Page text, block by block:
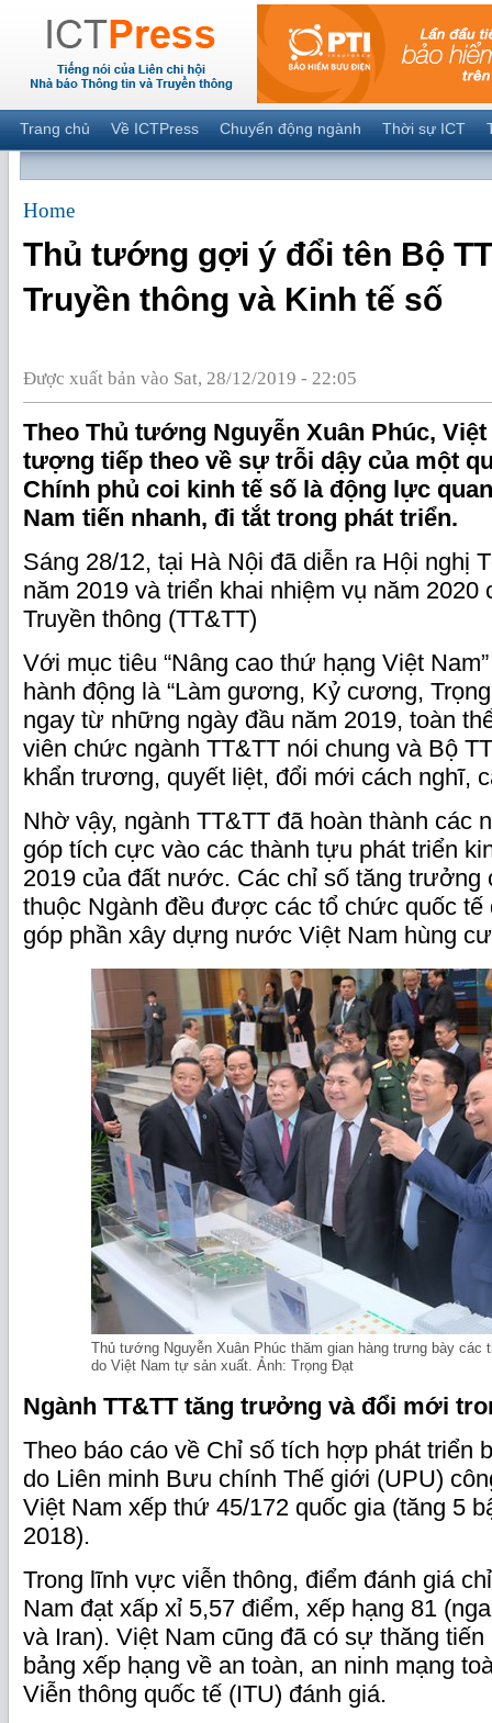
Trang chủ Về ICTPress Chuyển động ngành Thời sự ICT
Home
Thủ tướng gợi ý đổi tên Bộ
Truyền thông và Kinh tế số
Được xuất bản vào Sat, 28/12/2019 - 22:05
Theo Thủ tướng Nguyễn Xuân Phúc,
tượng tiếp theo về sự trỗi dậy của một
Chính phủ coi kinh tế số là động lực
Nam tiến nhanh, đi tắt trong phát triển.
Sáng 28/12, tại Hà Nội đã diễn ra Hội nghị
năm 2019 và triển khai nhiệm vụ năm 2020
Truyền thông (TT&TT)
Với mục tiêu “Nâng cao thứ hạng Việt
hành động là “Làm gương, Kỷ cương,
ngay từ những ngày đầu năm 2019, toàn
viên chức ngành TT&TT nói chung và Bộ
khẩn trương, quyết liệt, đổi mới cách nghĩ,
Nhờ vậy, ngành TT&TT đã hoàn thành các
góp tích cực vào các thành tựu phát triển
2019 của đất nước. Các chỉ số tăng trưởng
thuộc Ngành đều được các tổ chức quốc
góp phần xây dựng nước Việt Nam hùng
Thủ tướng Nguyễn Xuân Phúc thăm gian hàng trưng bày các
do Việt Nam tự sản xuất. Ảnh: Trọng Đạt
Ngành TT&TT tăng trưởng và đổi mới
Theo báo cáo về Chỉ số tích hợp phát triển
do Liên minh Bưu chính Thế giới (UPU)
Việt Nam xếp thứ 45/172 quốc gia (tăng 5
2018).
Trong lĩnh vực viễn thông, điểm đánh giá
Nam đạt xấp xỉ 5,57 điểm, xếp hạng 81
và Iran). Việt Nam cũng đã có sự thăng tiến
bảng xếp hạng về an toàn, an ninh mạng
Viễn thông quốc tế (ITU) đánh giá.